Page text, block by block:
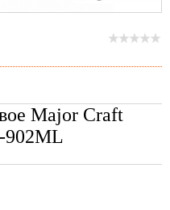
Major Craft
902ML